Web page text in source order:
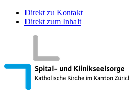
Direkt zu Kontakt
Direkt zum Inhalt